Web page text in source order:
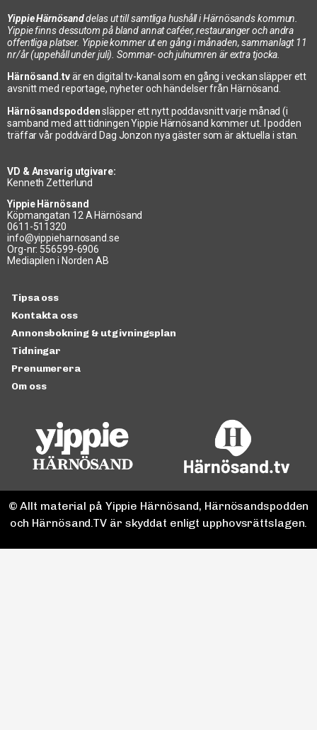
Yippie Härnösanddelas ut till samtliga hushåll i Härnösands kommun.
Yippie finns dessutom på bland annat caféer, restauranger och andra
offentliga platser. Yippie kommer ut en gång i månaden, sammanlagt 11
nr/år (uppehåll under juli). Sommar- och julnumren är extra tjocka.
Härnösand.tvär en digital tv-kanal som en gång i veckan släpper ett
avsnitt med reportage, nyheter och händelser från Härnösand.
Härnösandspoddensläpper ett nytt poddavsnitt varje månad (i
samband med att tidningen Yippie Härnösand kommer ut. I podden
träffar vår poddvärd Dag Jonzon nya gäster som är aktuella i stan.
VD & Ansvarig utgivare:
Kenneth Zetterlund
Yippie Härnösand
Köpmangatan 12 A Härnösand
0611-511320
info@yippieharnosand.se
Org-nr: 556599-6906
Mediapilen i Norden AB
Tipsa oss
Kontakta oss
Annonsbokning & utgivningsplan
Tidningar
Prenumerera
Om oss
© Allt material på Yippie Härnösand, Härnösandspodden
och Härnösand.TV är skyddat enligt upphovsrättslagen.